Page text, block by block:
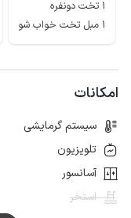
1 تخت دونفره
1 مبل تخت خواب شو
امکانات
سیستم گرمایشی
تلویزیون
آسانسور
استخر